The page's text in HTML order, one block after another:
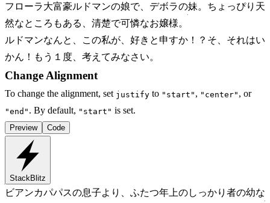
フローラ大富豪ルドマンの娘で、デボラの妹。ちょっぴり天
然なところもある、清楚で可憐なお嬢様。
ルドマンなんと、この私が、好きと申すか！？そ、それはい
かん！もう１度、考えてみなさい。
Change Alignment
To change the alignment, set justify to "start" , "center" , or
"end" . By default, "start" is set.
Preview Code
StackBlitz
ビアンカパパスの息子より、ふたつ年上のしっかり者の幼な